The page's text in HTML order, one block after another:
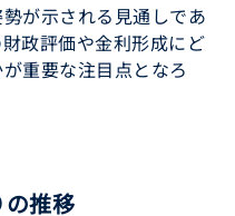
が示される見通しであ
政評価や金利形成にど
重要な注目点となろ
の推移